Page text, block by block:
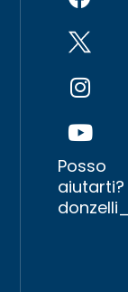
Posso
aiutarti?